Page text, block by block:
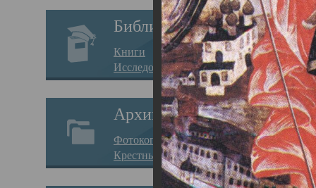
Библиотека
Книги
Исследования
Архив
Фотокопии дел
Крестные ходы